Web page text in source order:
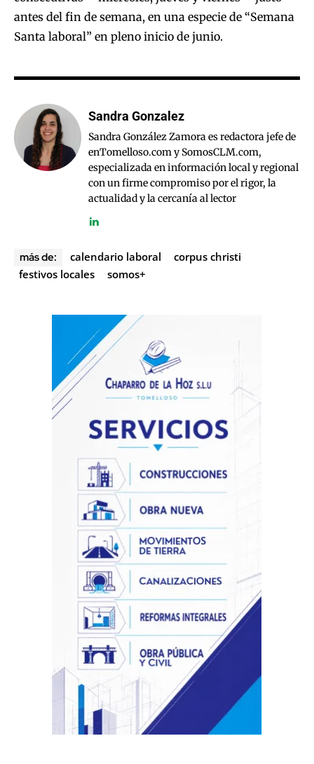
antes del fin de semana, en una especie de “Semana
Santa laboral” en pleno inicio de junio.
Sandra Gonzalez
Sandra González Zamora es redactora jefe de
enTomelloso.com y SomosCLM.com,
especializada en información local y regional
con un firme compromiso por el rigor, la
actualidad y la cercanía al lector
más de: calendario laboral
corpus christi
festivos locales
somos+